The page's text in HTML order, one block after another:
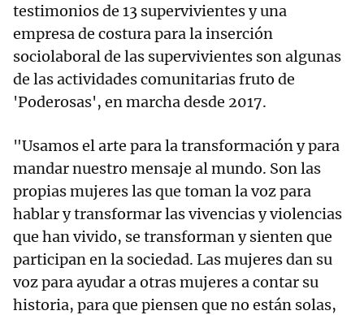
testimonios de 13 supervivientes y una
empresa de costura para la inserción
sociolaboral de las supervivientes son algunas
de las actividades comunitarias fruto de
'Poderosas', en marcha desde 2017.
"Usamos el arte para la transformación y para
mandar nuestro mensaje al mundo. Son las
propias mujeres las que toman la voz para
hablar y transformar las vivencias y violencias
que han vivido, se transforman y sienten que
participan en la sociedad. Las mujeres dan su
voz para ayudar a otras mujeres a contar su
historia, para que piensen que no están solas,